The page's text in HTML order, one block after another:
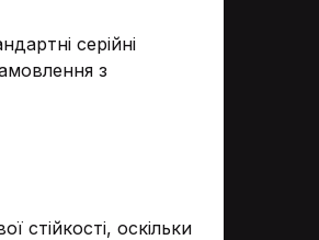
серійні
з
стійкості, оскільки